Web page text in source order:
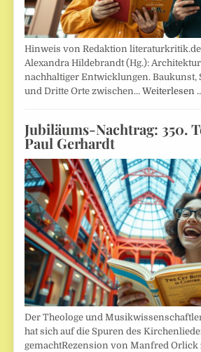
Hinweis von Redaktion
Alexandra Hildebrandt (Hg.):
nachhaltiger Entwicklungen. Baukunst,
und Dritte Orte zwischen…Weiterlesen
Jubiläums-Nachtrag: 350.
Paul Gerhardt
Der Theologe und
hat sich auf die Spuren des
gemachtRezension von Manfred Orlick